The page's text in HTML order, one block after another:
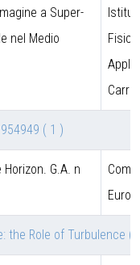
a Super-
nel Medio
Fisica
( 1 )
G.A. n
the Role of Turbulence (